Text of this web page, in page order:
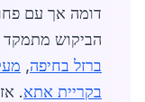
דומה אך עם
הביקוש מתמקד
ברזל בחיפה,
בקריית אתא.